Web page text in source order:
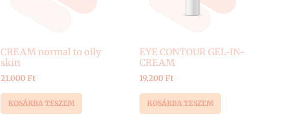
CREAM normal to oily
skin
21.000 Ft
KOSÁRBA TESZEM
EYE CONTOUR GEL-IN-
CREAM
19.200Ft
KOSÁRBA TESZEM